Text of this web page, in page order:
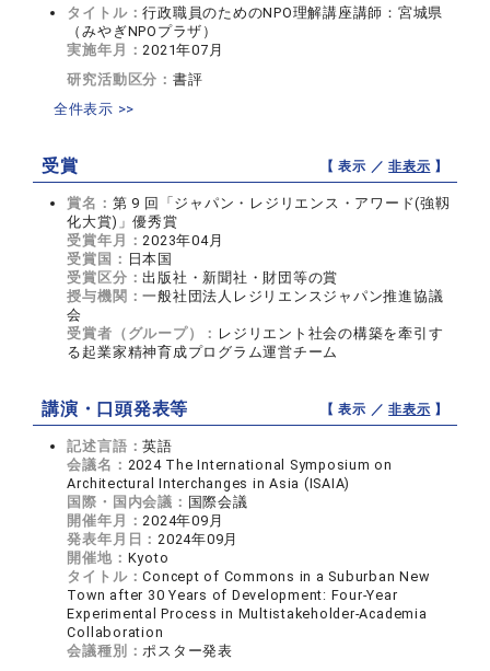
タイトル：行政職員のためのNPO理解講座講師：宮城県
（みやぎNPOプラザ）
実施年月：2021年07月
研究活動区分： 書評
全件表示 >>
受賞 【 表示 ／非表示 】
賞名： 第 9 回「ジャパン・レジリエンス・アワード(強靱
化大賞)」優秀賞
受賞年月：2023年04月
受賞国： 日本国
受賞区分：出版社・新聞社・財団等の賞
授与機関：一般社団法人レジリエンスジャパン推進協議
会
受賞者（グループ）： レジリエント社会の構築を牽引す
る起業家精神育成プログラム運営チーム
講演・口頭発表等 【 表示 ／非表示 】
記述言語：英語
会議名： 2024 The International Symposium on
Architectural Interchanges in Asia (ISAIA)
国際・国内会議： 国際会議
開催年月：2024年09月
発表年月日：2024年09月
開催地： Kyoto
タイトル：Concept of Commons in a Suburban New
Town after 30 Years of Development: Four-Year
Experimental Process in Multistakeholder-Academia
Collaboration
会議種別：ポスター発表